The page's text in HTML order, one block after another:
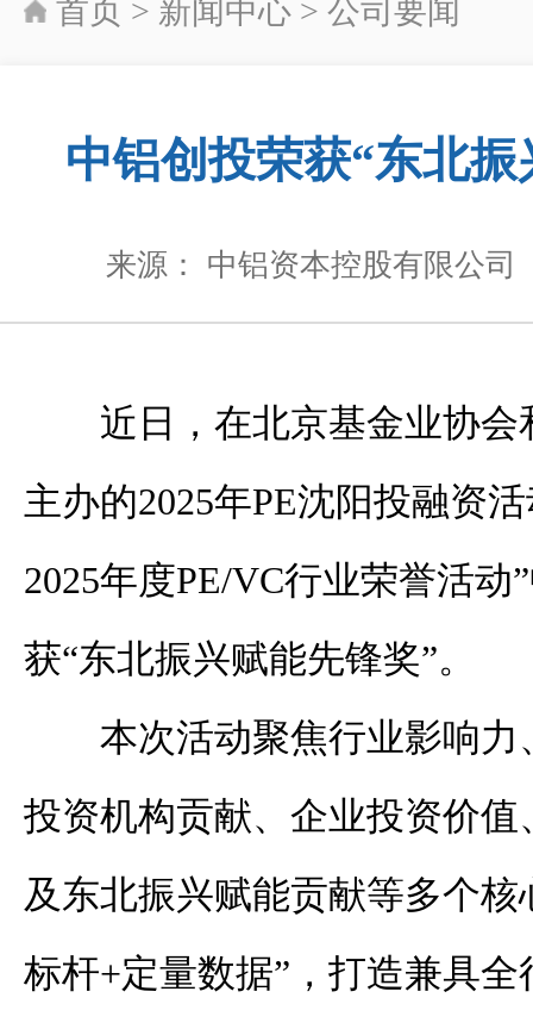
首页 > 新闻中心 > 公司要闻
中铝创投荣获“东北
来源： 中铝资本控股有限公司
近日 ， 在北京基金业协会
主办的2025年PE沈阳投融资
2025年度PE/VC行业荣誉活动”
获“东北振兴赋能先锋奖”。
本次活动聚焦行业影响
投资机构贡献、企业投资价
及东北振兴赋能贡献等多个核
标杆+定量数据” ，打造兼具